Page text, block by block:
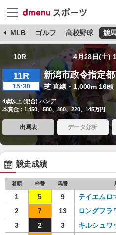
MLB ゴルフ 高校野球 競
10R 4月28日(土)
11R
15:30
新潟市政令指定
芝 直線・1,000m 16頭
4歳以上 (混合) ハンデ
本賞金：1,450、580、360、220、145万円
出馬表 データ分析
競走成績
着順 枠番 馬番
1 5 9 テイエムロ
2
7 13 ロングフラ
3
2 3 キルシュワ